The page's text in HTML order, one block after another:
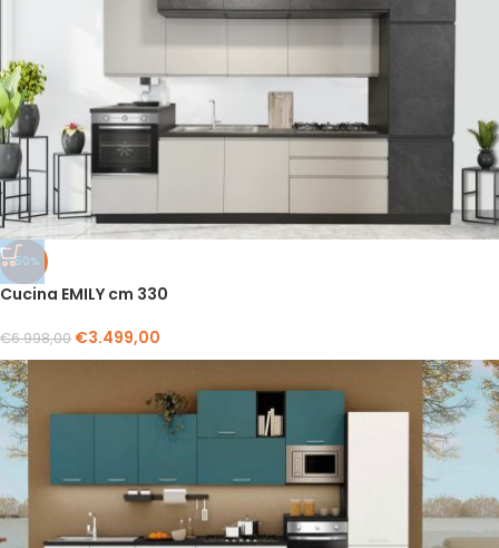
-50%
Cucina EMILY cm 330
€6.998,00 €3.499,00